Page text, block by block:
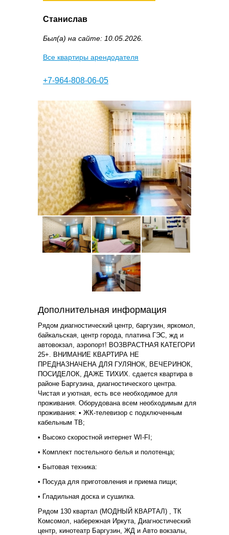
Станислав
Был(а) на сайте: 10.05.2026.
Все квартиры арендодателя
+7-964-808-06-05
Дополнительная информация
Рядом диагностический центр, баргузин, яркомол,
байкальская, центр города, платина ГЭС, жд и
автовокзал, аэропорт! ВОЗВРАСТНАЯ КАТЕГОРИ
25+. ВНИМАНИЕ КВАРТИРА НЕ
ПРЕДНАЗНАЧЕНА ДЛЯ ГУЛЯНОК, ВЕЧЕРИНОК,
ПОСИДЕЛОК, ДАЖЕ ТИХИХ. сдается квартира в
районе Баргузина, диагностического центра.
Чистая и уютная, есть все необходимое для
проживания. Оборудована всем необходимым для
проживания: • ЖК-телевизор с подключенным
кабельным ТВ;
• Высоко скоростной интернет WI-FI;
• Комплект постельного белья и полотенца;
• Бытовая техника:
• Посуда для приготовления и приема пищи;
• Гладильная доска и сушилка.
Рядом 130 квартал (МОДНЫЙ КВАРТАЛ) , ТК
Комсомол, набережная Иркута, Диагностический
центр, кинотеатр Баргузин, ЖД и Авто вокзалы,